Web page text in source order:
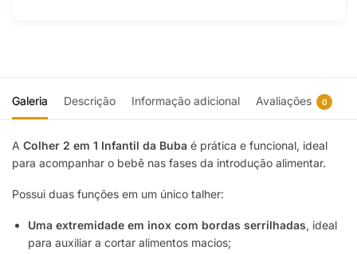
Galeria Descrição Informação adicional Avaliações 0
A Colher 2 em 1 Infantil da Buba é prática e funcional, ideal
para acompanhar o bebê nas fases da introdução alimentar.
Possui duas funções em um único talher:
Uma extremidade em inox com bordas serrilhadas, ideal
para auxiliar a cortar alimentos macios;